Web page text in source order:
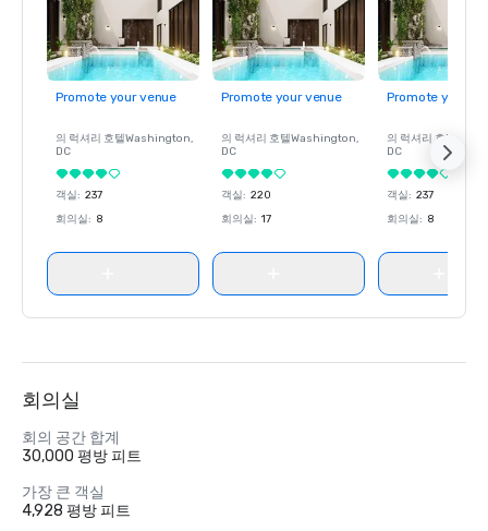
Promote your venue
의 럭셔리 호텔Washington,
DC
객실: 237
회의실: 8
Promote your venue
의 럭셔리 호텔Washington,
DC
객실: 220
회의실: 17
Promote your
의 럭셔리 호텔
DC
객실: 237
회의실: 8
회의실
회의 공간 합계
30,000 평방 피트
가장 큰 객실
4,928 평방 피트